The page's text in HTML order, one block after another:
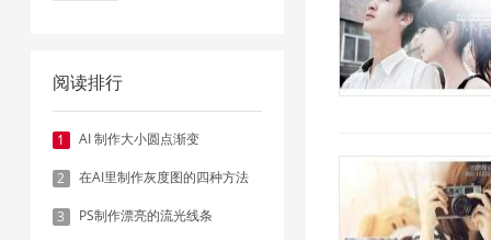
阅读排行
1 AI 制作大小圆点渐变
2 在AI里制作灰度图的四种方法
3 PS制作漂亮的流光线条